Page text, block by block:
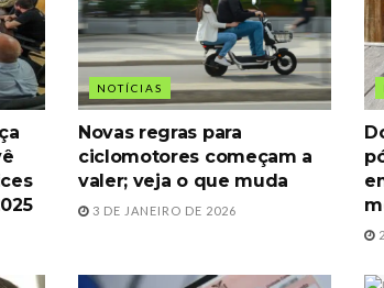
NOTÍCIAS
Novas regras para
ciclomotores começam a
valer; veja o que muda
3 DE JANEIRO DE 2026